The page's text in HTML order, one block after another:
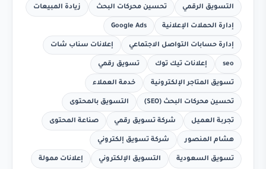
التسويق الرقمي تحسين محركات البحث زيادة المبيعات
إدارة الحملات الإعلانية Google Ads
إدارة حسابات التواصل الاجتماعي إعلانات سناب شات
seo إعلانات تيك توك تسويق رقمي
تسويق المتاجر الإلكترونية خدمة العملاء
تحسين محركات البحث (SEO) التسويق بالمحتوى
تجربة العميل شركة تسويق رقمي صناعة المحتوى
هشام المنصور شركة تسويق إلكتروني
تسويق السعودية التسويق الإلكتروني إعلانات ممولة